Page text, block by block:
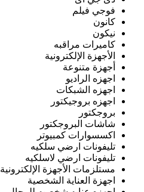
فوجي فيلم
كانون
نيكون
كاميرات مراقبه
الأجهزة الإلكترونية
أجهزة متنوعة
اجهزه الراديو
اجهزه الشبكات
اجهزه بروجيكتور
بروجكتور
شاشات البروجكتور
اكسسوارات كمبيوتر
تليفونات ارضي سلكيه
تليفونات ارضي لاسلكيه
مستلزمات الأجهزة الإلكترونية
اجهزة العناية الشخصية